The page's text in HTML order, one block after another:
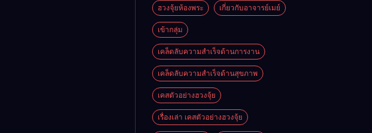
ฮวงจุ้ยห้องพระ เกี่ยวกับอาจารย์เมย์
เข้ากลุ่ม
เคล็ดลับความสำเร็จด้านการงาน
เคล็ดลับความสำเร็จด้านสุขภาพ
เคสตัวอย่างฮวงจุ้ย
เรื่องเล่า เคสตัวอย่างฮวงจุ้ย